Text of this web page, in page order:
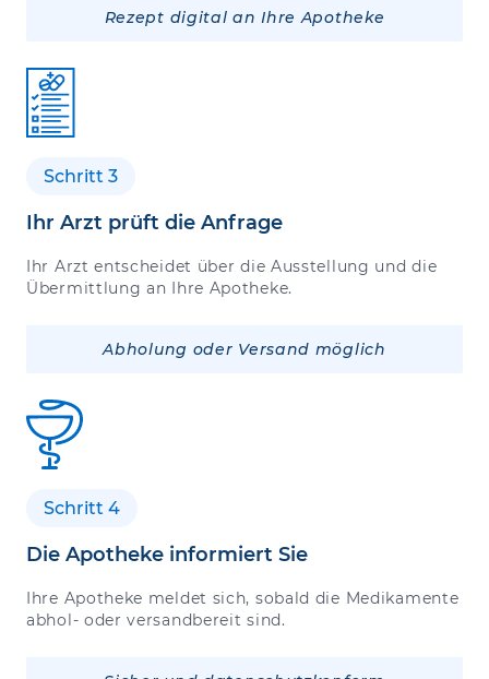
Rezept digital an Ihre Apotheke
Schritt 3
Ihr Arzt prüft die Anfrage
Ihr Arzt entscheidet über die Ausstellung und die
Übermittlung an Ihre Apotheke.
Abholung oder Versand möglich
Schritt 4
Die Apotheke informiert Sie
Ihre Apotheke meldet sich, sobald die Medikamente
abhol- oder versandbereit sind.